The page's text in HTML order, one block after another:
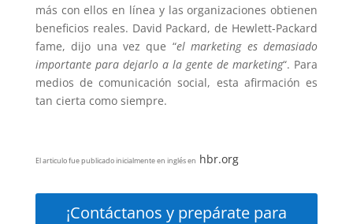
más con ellos en línea y las organizaciones obtienen
beneficios reales. David Packard, de Hewlett-Packard
fame, dijo una vez que “el marketing es demasiado
importante para dejarlo a la gente de marketing“. Para
medios de comunicación social, esta afirmación es
tan cierta como siempre.
El articulo fue publicado inicialmente en inglés en hbr.org
¡Contáctanos y prepárate para